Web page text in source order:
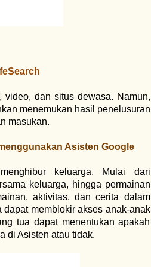
video, dan situs dewasa. Namun,
menemukan hasil penelusuran
masukan.
Asisten Google
keluarga. Mulai dari
keluarga, hingga permainan
aktivitas, dan cerita dalam
memblokir akses anak-anak
tua dapat menentukan apakah
di Asisten atau tidak.